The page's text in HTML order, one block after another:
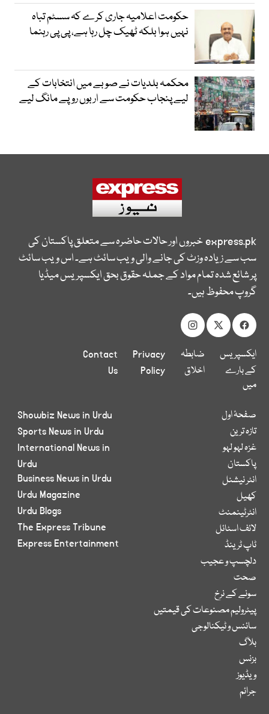
حکومت اعلامیہ جاری کرے کہ سسٹم تباہ
نہیں ہوا بلکہ ٹھیک چل رہا ہے، پی پی رہنما
محکمہ بلدیات نے صوبے میں انتخابات کے
لیے پنجاب حکومت سے اربوں روپے مانگ لیے
express.pkخبروں اور حالات حاضرہ سے متعلق پاکستان کی
سب سے زیادہ وزٹ کی جانے والی ویب سائٹ ہے۔ اس ویب سائٹ
پر شائع شدہ تمام مواد کے جملہ حقوق بحق ایکسپریس میڈیا
گروپ محفوظ ہیں۔
ایکسپریس
کے بارے
میں
ضابطہ
اخلاق
Privacy
Policy
Contact
Us
صفحۂ اول
تازہ ترین
غزہ لہو لہو
پاکستان
انٹر نیشنل
کھیل
انٹرٹینمنٹ
لائف اسٹائل
ٹاپ ٹرینڈ
دلچسپ و عجیب
صحت
سونے کے نرخ
پیٹرولیم مصنوعات کی قیمتیں
سائنس و ٹیکنالوجی
بلاگ
بزنس
ویڈیوز
جرائم
Showbiz News in Urdu
Sports News in Urdu
International News in
Urdu
Business News in Urdu
Urdu Magazine
Urdu Blogs
The Express Tribune
Express Entertainment